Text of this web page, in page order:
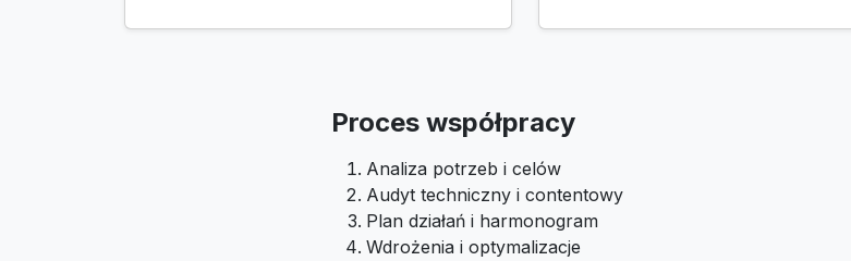
Proces współpracy
Analiza potrzeb i celów
Audyt techniczny i contentowy
Plan działań i harmonogram
Wdrożenia i optymalizacje